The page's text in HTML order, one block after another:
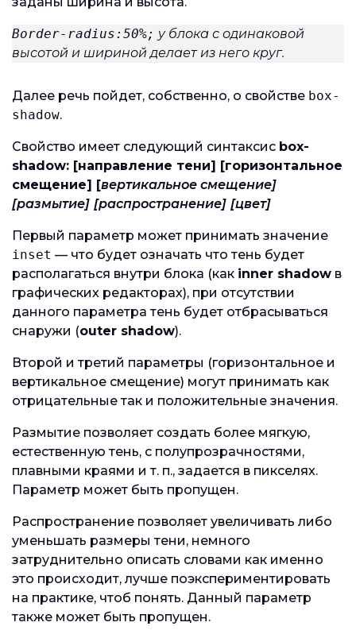
Border-radius:50%; у блока с одинаковой
высотой и шириной делает из него круг.
Далее речь пойдет, собственно, о свойстве box-
shadow.
Свойство имеет следующий синтаксис box-
shadow: [направление тени] [горизонтальное
смещение] [вертикальное смещение]
[размытие] [распространение] [цвет]
Первый параметр может принимать значение
inset — что будет означать что тень будет
располагаться внутри блока (как inner shadow в
графических редакторах), при отсутствии
данного параметра тень будет отбрасываться
снаружи (outer shadow).
Второй и третий параметры (горизонтальное и
вертикальное смещение) могут принимать как
отрицательные так и положительные значения.
Размытие позволяет создать более мягкую,
естественную тень, с полупрозрачностями,
плавными краями и т. п., задается в пикселях.
Параметр может быть пропущен.
Распространение позволяет увеличивать либо
уменьшать размеры тени, немного
затруднительно описать словами как именно
это происходит, лучше поэкспериментировать
на практике, чтоб понять. Данный параметр
также может быть пропущен.